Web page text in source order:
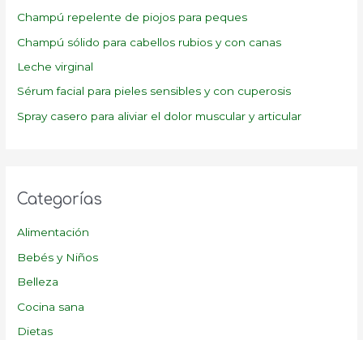
p
o
Champú repelente de piojos para peques
Champú sólido para cabellos rubios y con canas
Leche virginal
Sérum facial para pieles sensibles y con cuperosis
Spray casero para aliviar el dolor muscular y articular
Categorías
Alimentación
Bebés y Niños
Belleza
Cocina sana
Dietas